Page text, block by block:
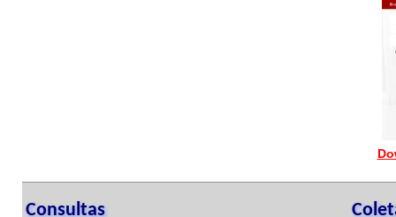
Consultas